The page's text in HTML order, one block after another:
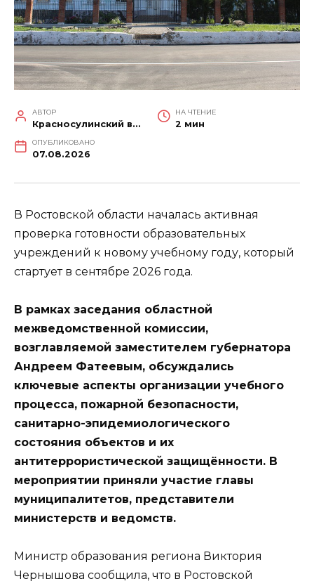
АВТОР
Красносулинский вестник
НА ЧТЕНИЕ
2 мин
ОПУБЛИКОВАНО
07.08.2026
В Ростовской области началась активная
проверка готовности образовательных
учреждений к новому учебному году, который
стартует в сентябре 2026 года.
В рамках заседания областной
межведомственной комиссии,
возглавляемой заместителем губернатора
Андреем Фатеевым, обсуждались
ключевые аспекты организации учебного
процесса, пожарной безопасности,
санитарно-эпидемиологического
состояния объектов и их
антитеррористической защищённости. В
мероприятии приняли участие главы
муниципалитетов, представители
министерств и ведомств.
Министр образования региона Виктория
Чернышова сообщила, что в Ростовской